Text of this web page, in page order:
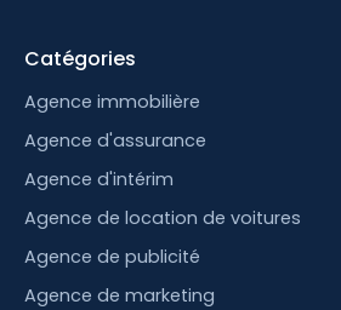
Catégories
Agence immobilière
Agence d'assurance
Agence d'intérim
Agence de location de voitures
Agence de publicité
Agence de marketing